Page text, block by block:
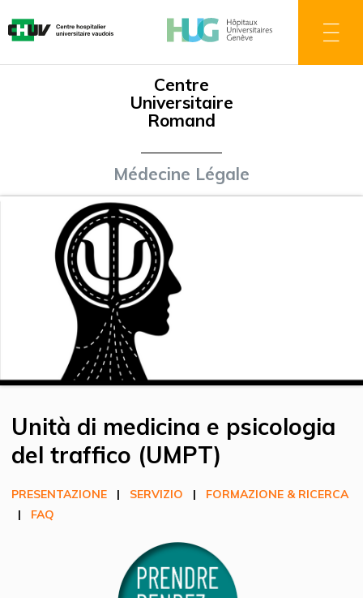
al
contenuto
Centre
Universitaire
Romand
Médecine Légale
Unità di medicina e psicologia
del traffico (UMPT)
PRESENTAZIONE | SERVIZIO | FORMAZIONE & RICERCA
| FAQ